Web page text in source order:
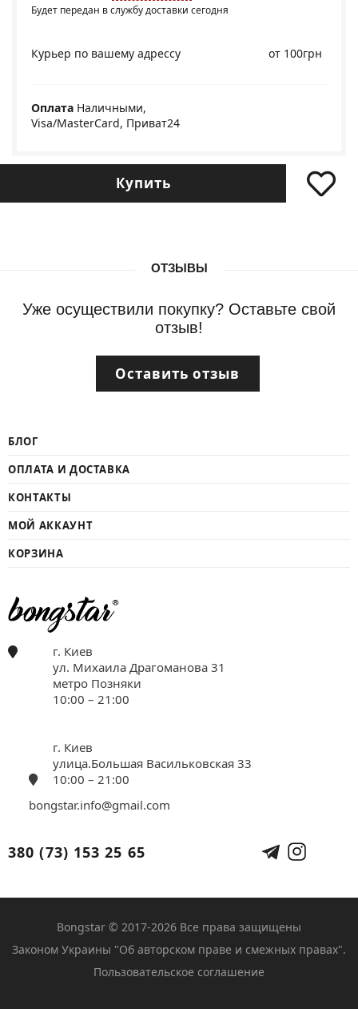
Будет передан в службу доставки сегодня
Курьер по вашему адрессу от 100грн
Оплата Наличными,
Visa/MasterCard, Приват24
Купить
ОТЗЫВЫ
Уже осуществили покупку? Оставьте свой
отзыв!
Оставить отзыв
БЛОГ
ОПЛАТА И ДОСТАВКА
КОНТАКТЫ
МОЙ АККАУНТ
КОРЗИНА
г. Киев
ул. Михаила Драгоманова 31
метро Позняки
10:00 – 21:00
г. Киев
улица.Большая Васильковская 33
10:00 – 21:00
bongstar.info@gmail.com
380 (73) 153 25 65
Bongstar © 2017-2026 Все права защищены
Законом Украины "Об авторском праве и смежных правах".
Пользовательское соглашение